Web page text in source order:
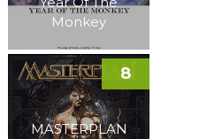
Monkey
MASTERPLAN
8